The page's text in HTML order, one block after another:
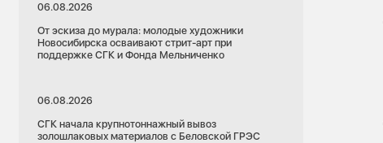
06.08.2026
От эскиза до мурала: молодые художники
Новосибирска осваивают стрит-арт при
поддержке СГК и Фонда Мельниченко
06.08.2026
СГК начала крупнотоннажный вывоз
золошлаковых материалов с Беловской ГРЭС